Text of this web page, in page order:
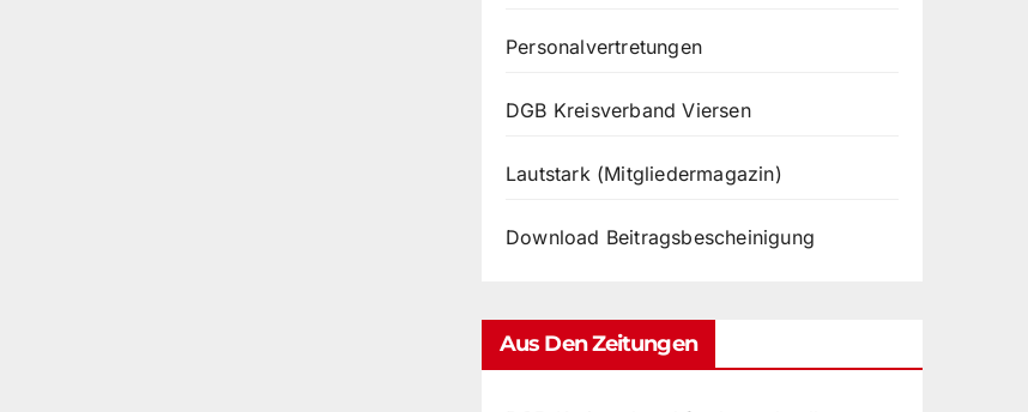
Personalvertretungen
DGB Kreisverband Viersen
Lautstark (Mitgliedermagazin)
Download Beitragsbescheinigung
Aus Den Zeitungen